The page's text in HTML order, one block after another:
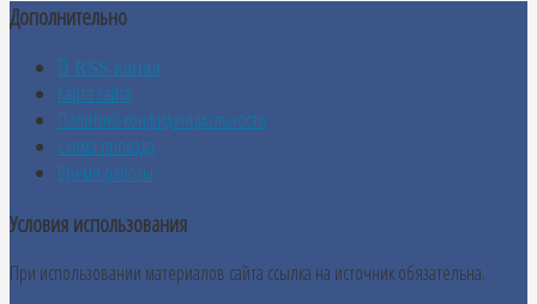
Дополнительно
RSS канал
Карта сайта
Политика конфиденциальности
Схема проезда
Время работы
Условия использования
При использовании материалов сайта ссылка на источник обязательна.